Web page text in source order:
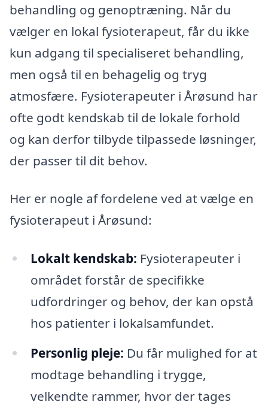
behandling og genoptræning. Når du
vælger en lokal fysioterapeut, får du ikke
kun adgang til specialiseret behandling,
men også til en behagelig og tryg
atmosfære. Fysioterapeuter i Årøsund har
ofte godt kendskab til de lokale forhold
og kan derfor tilbyde tilpassede løsninger,
der passer til dit behov.
Her er nogle af fordelene ved at vælge en
fysioterapeut i Årøsund:
Lokalt kendskab: Fysioterapeuter i
området forstår de specifikke
udfordringer og behov, der kan opstå
hos patienter i lokalsamfundet.
Personlig pleje: Du får mulighed for at
modtage behandling i trygge,
velkendte rammer, hvor der tages